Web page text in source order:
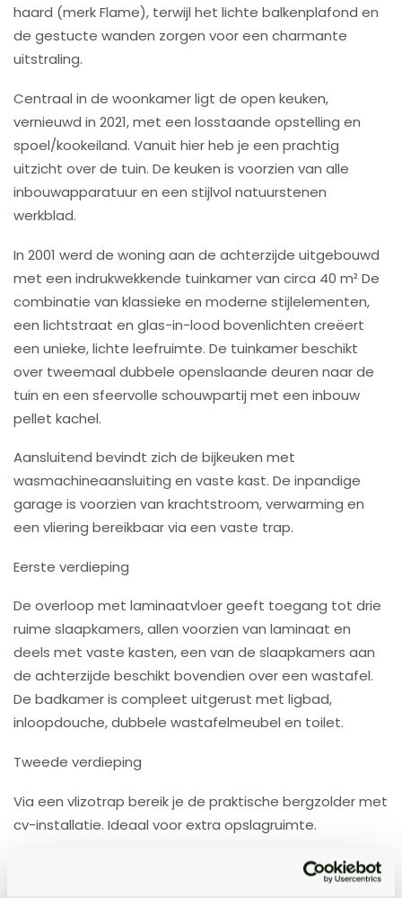
haard (merk Flame), terwijl het lichte balkenplafond en
de gestucte wanden zorgen voor een charmante
uitstraling.
Centraal in de woonkamer ligt de open keuken,
vernieuwd in 2021, met een losstaande opstelling en
spoel/kookeiland. Vanuit hier heb je een prachtig
uitzicht over de tuin. De keuken is voorzien van alle
inbouwapparatuur en een stijlvol natuurstenen
werkblad.
In 2001 werd de woning aan de achterzijde uitgebouwd
met een indrukwekkende tuinkamer van circa 40 m² De
combinatie van klassieke en moderne stijlelementen,
een lichtstraat en glas-in-lood bovenlichten creëert
een unieke, lichte leefruimte. De tuinkamer beschikt
over tweemaal dubbele openslaande deuren naar de
tuin en een sfeervolle schouwpartij met een inbouw
pellet kachel.
Aansluitend bevindt zich de bijkeuken met
wasmachineaansluiting en vaste kast. De inpandige
garage is voorzien van krachtstroom, verwarming en
een vliering bereikbaar via een vaste trap.
Eerste verdieping
De overloop met laminaatvloer geeft toegang tot drie
ruime slaapkamers, allen voorzien van laminaat en
deels met vaste kasten, een van de slaapkamers aan
de achterzijde beschikt bovendien over een wastafel.
De badkamer is compleet uitgerust met ligbad,
inloopdouche, dubbele wastafelmeubel en toilet.
Tweede verdieping
Via een vlizotrap bereik je de praktische bergzolder met
cv-installatie. Ideaal voor extra opslagruimte.